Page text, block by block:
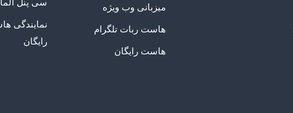
میزبانی وب ویژه
هاست ربات تلگرام
هاست رایگان
سی پنل
نمایندگی
رایگان